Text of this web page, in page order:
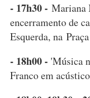
- 17h30 - Mariana
encerramento de
Esquerda, na
- 18h00 - 'Música
Franco em